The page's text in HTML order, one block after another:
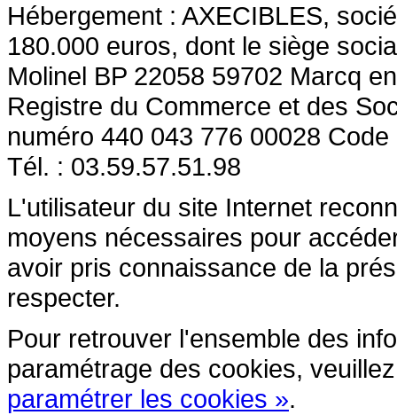
Hébergement : AXECIBLES,
180.000 euros, dont le siège
Molinel BP 22058 59702 Marcq
Registre du Commerce et des
numéro 440 043 776 00028
Tél. : 03.59.57.51.98
L'utilisateur du site Internet
moyens nécessaires pour
avoir pris connaissance de la
respecter.
Pour retrouver l'ensemble des
paramétrage des cookies,
paramétrer les cookies ».